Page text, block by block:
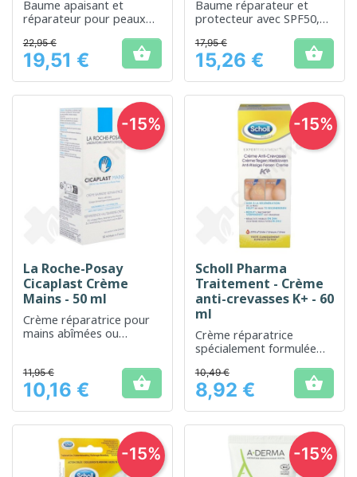
Baume apaisant et
réparateur pour peaux
Prix
22,95 €
19,51 € 
Baume réparateur et
protecteur avec SPF50,
sensibles ou fragilisées.
Prix
17,95 €
15,26 € 
La Roche-Posay
Cicaplast Crème
Mains - 50 ml
Crème réparatrice pour
mains abîmées ou
Prix
11,95 €
10,16 € 
-15%
Scholl Pharma
Traitement - Crème
anti-crevasses K+ - 60
ml
Crème réparatrice
spécialement formulée
crevasses des pieds
Prix
10,49 €
8,92 € 
-15%
-15% -15%